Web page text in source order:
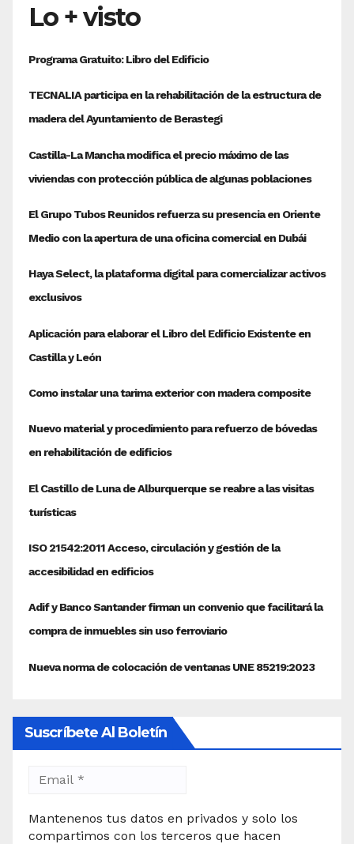
Lo + visto
Suscríbete Al Boletín
Mantenenos tus datos en privados y solo los
compartimos con los terceros que hacen